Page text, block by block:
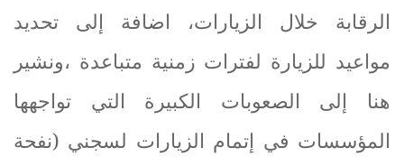
الرقابة خلال الزيارات، اضافة إلى تحديد
مواعيد للزيارة لفترات زمنية متباعدة ،ونشير
هنا إلى الصعوبات الكبيرة التي تواجهها
المؤسسات في إتمام الزيارات لسجني (نفحة